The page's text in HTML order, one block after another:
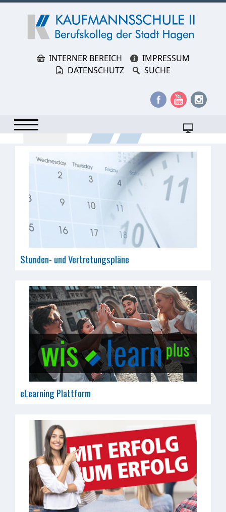
INTERNER BEREICH
IMPRESSUM
DATENSCHUTZ
SUCHE
Stunden- und Vertretungspläne
eLearning Plattform